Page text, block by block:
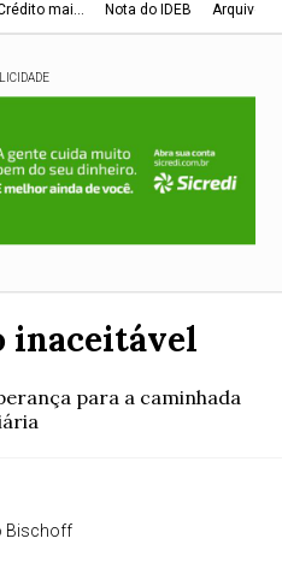
mais difícilNota do IDEB Arquivo
inaceitável
para a caminhada
Bischoff